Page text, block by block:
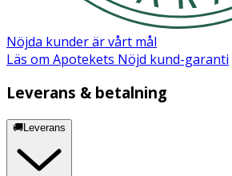
Nöjda kunder är vårt mål
Läs om Apotekets Nöjd kund-garanti
Leverans & betalning
🚚Leverans